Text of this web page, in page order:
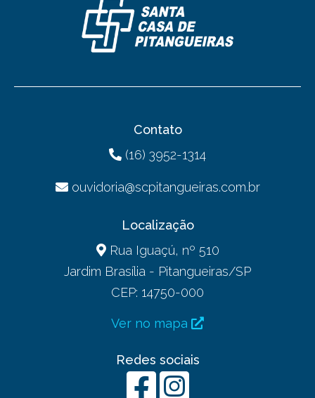
Contato
(16) 3952-1314
ouvidoria@scpitangueiras.com.br
Localização
Rua Iguaçú, nº 510
Jardim Brasília - Pitangueiras/SP
CEP: 14750-000
Ver no mapa
Redes sociais